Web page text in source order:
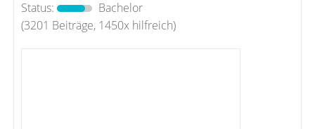
Status:
Bachelor
(3201 Beiträge, 1450x hilfreich)